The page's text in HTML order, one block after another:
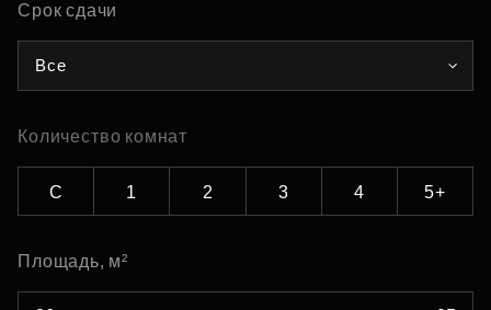
Срок сдачи
Все
Количество комнат
С 1 2 3 4 5+
Площадь, м²